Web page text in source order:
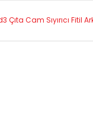
Çıta Cam Sıyırıcı Fitil